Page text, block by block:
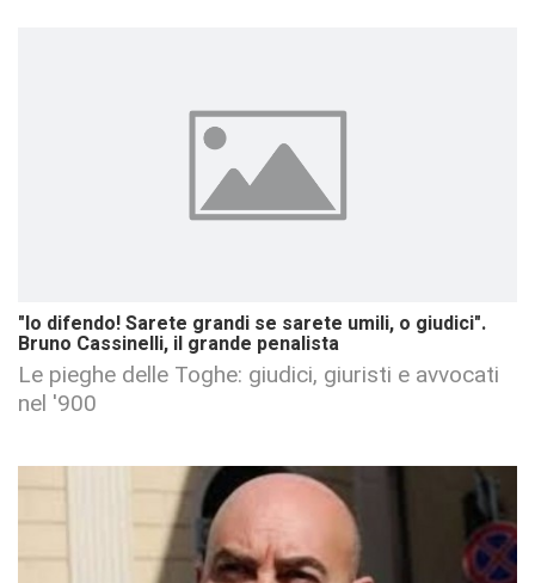
"Io difendo! Sarete grandi se sarete umili, o giudici".
Bruno Cassinelli, il grande penalista
Le pieghe delle Toghe: giudici, giuristi e avvocati
nel '900